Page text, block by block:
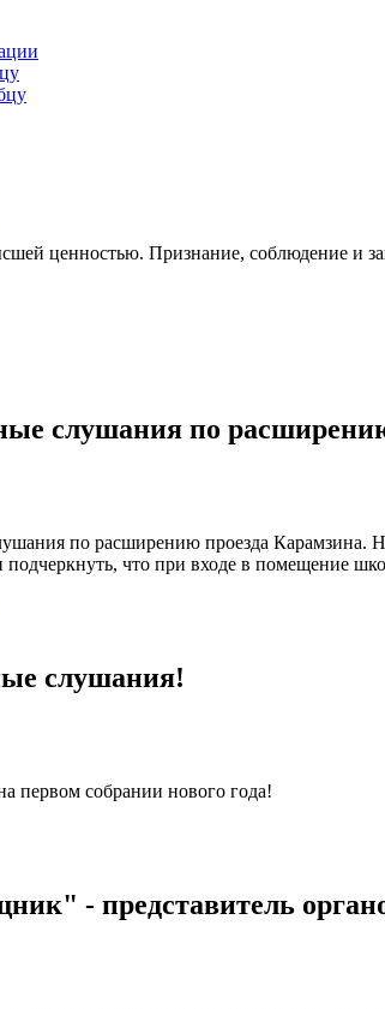
ценностью. Признание, соблюдение и
слушания по
по расширению проезда Карамзина.
что при входе в помещение
слушания!
первом собрании нового года!
- представитель